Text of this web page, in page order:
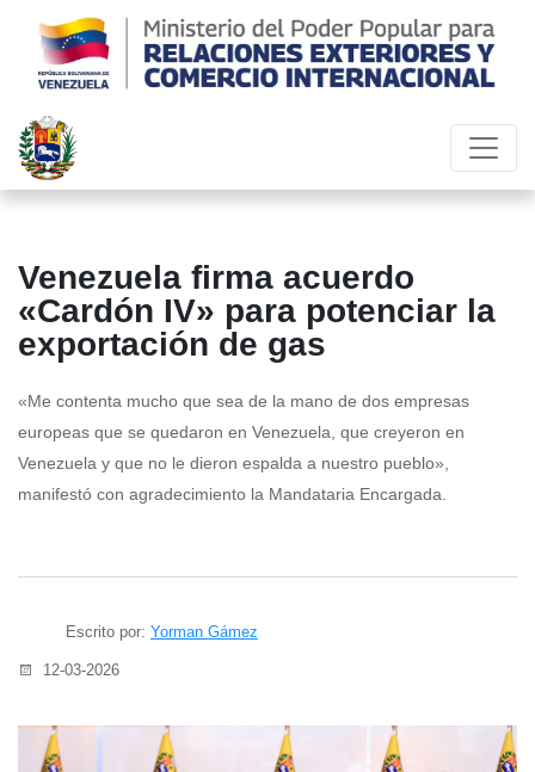
Venezuela firma acuerdo
«Cardón IV» para potenciar la
exportación de gas
«Me contenta mucho que sea de la mano de dos empresas
europeas que se quedaron en Venezuela, que creyeron en
Venezuela y que no le dieron espalda a nuestro pueblo»,
manifestó con agradecimiento la Mandataria Encargada.
Escrito por: Yorman Gámez
12-03-2026